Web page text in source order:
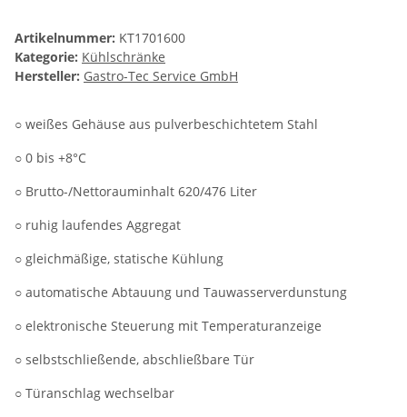
Artikelnummer: KT1701600
Kategorie: Kühlschränke
Hersteller: Gastro-Tec Service GmbH
○ weißes Gehäuse aus pulverbeschichtetem Stahl
○ 0 bis +8°C
○ Brutto-/Nettorauminhalt 620/476 Liter
○ ruhig laufendes Aggregat
○ gleichmäßige, statische Kühlung
○ automatische Abtauung und Tauwasserverdunstung
○ elektronische Steuerung mit Temperaturanzeige
○ selbstschließende, abschließbare Tür
○ Türanschlag wechselbar